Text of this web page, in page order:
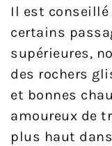
Il est conseillé
certains
supérieures,
des rochers
et bonnes
amoureux de
plus haut